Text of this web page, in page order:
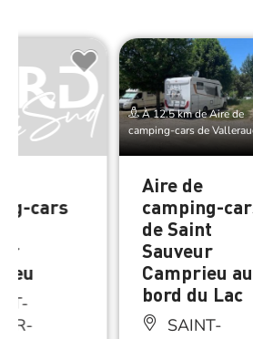
cars
À 12.5 km de Aire de
camping-cars de
Aire de
camping-
de Saint
Sauveur
Camprieu au
bord du Lac
SAINT-